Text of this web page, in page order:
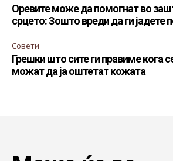
Оревите може да помогнат во
срцето: Зошто вреди да ги јадете
Совети
Грешки што сите ги правиме кога
можат да ја оштетат кожата